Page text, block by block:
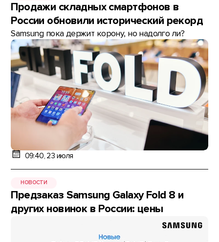
Продажи складных смартфонов в
России обновили исторический рекорд
Samsung пока держит корону, но надолго ли?
09:40, 23 июля
НОВОСТИ
Предзаказ Samsung Galaxy Fold 8 и
других новинок в России: цены